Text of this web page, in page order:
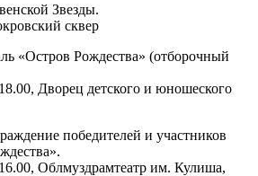
Звезды.
сквер
«Остров Рождества» (отборочный
Дворец детского и юношеского
победителей и участников
Облмуздрамтеатр им. Кулиша,